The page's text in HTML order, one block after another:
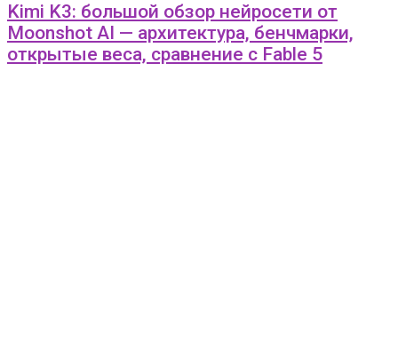
Kimi K3: большой обзор нейросети от
Moonshot AI — архитектура, бенчмарки,
открытые веса, сравнение с Fable 5